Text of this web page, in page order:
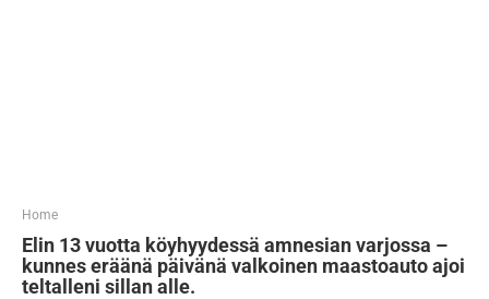
Home
Elin 13 vuotta köyhyydessä amnesian varjossa –
kunnes eräänä päivänä valkoinen maastoauto ajoi
teltalleni sillan alle.